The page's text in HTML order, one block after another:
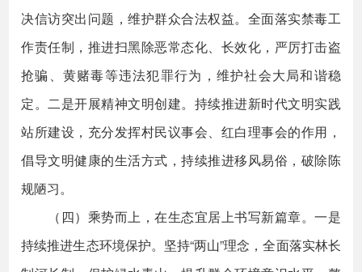
决信访突出问题，维护群众合法权益。全面落实禁毒工
作责任制，推进扫黑除恶常态化、长效化，严厉打击盗
抢骗、黄赌毒等违法犯罪行为，维护社会大局和谐稳
定。二是开展精神文明创建。持续推进新时代文明实践
站所建设，充分发挥村民议事会、红白理事会的作用，
倡导文明健康的生活方式，持续推进移风易俗，破除陈
规陋习。
（四）乘势而上，在生态宜居上书写新篇章。一是
持续推进生态环境保护。坚持“两山”理念，全面落实林长